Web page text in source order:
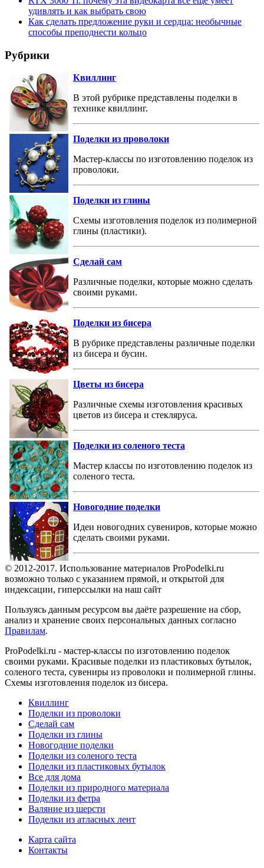
удивлять и как выбрать свою
Как сделать предложение руки и сердца: необычные
способы преподнести кольцо
Рубрики
Квиллинг
В этой рубрике представлены поделки в
технике квиллинг.
Поделки из проволоки
Мастер-классы по изготовлению поделок из
проволоки.
Поделки из глины
Схемы изготовления поделок из полимерной
глины (пластики).
Сделай сам
Различные поделки, которые можно сделать
своими руками.
Поделки из бисера
В рубрике представлены различные поделки
из бисера и бусин.
Цветы из бисера
Различные схемы изготовления красивых
цветов из бисера и стекляруса.
Поделки из соленого теста
Мастер классы по изготовлению поделок из
соленого теста.
Новогодние поделки
Идеи новогодних сувениров, которые можно
сделать своими руками.
© 2012-2017. Использование материалов ProPodelki.ru
возможно только с указанием прямой, и открытой для
индексации, гиперссылки на наш сайт
Пользуясь данным ресурсом вы даёте разрешение на сбор,
анализ и хранение своих персональных данных согласно
Правилам.
ProPodelki.ru - мастер-классы по изготовлению поделок
своими руками. Красивые поделки из пластиковых бутылок,
соленого теста, сувениры из проволоки и полимерной глины.
Схемы изготовления поделок из бисера.
Квиллинг
Поделки из проволоки
Сделай сам
Поделки из глины
Новогодние поделки
Поделки из соленого теста
Поделки из пластиковых бутылок
Все для дома
Поделки из природного материала
Поделки из фетра
Валяние из шерсти
Поделки из атласных лент
Карта сайта
Контакты